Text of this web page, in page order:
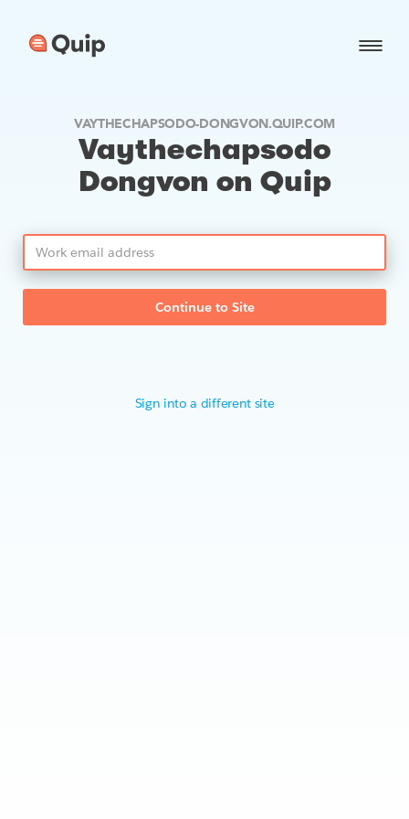
VAYTHECHAPSODO-DONGVON.QUIP.COM
Vaythechapsodo
Dongvon on Quip
Continue to Site
Sign into a different site